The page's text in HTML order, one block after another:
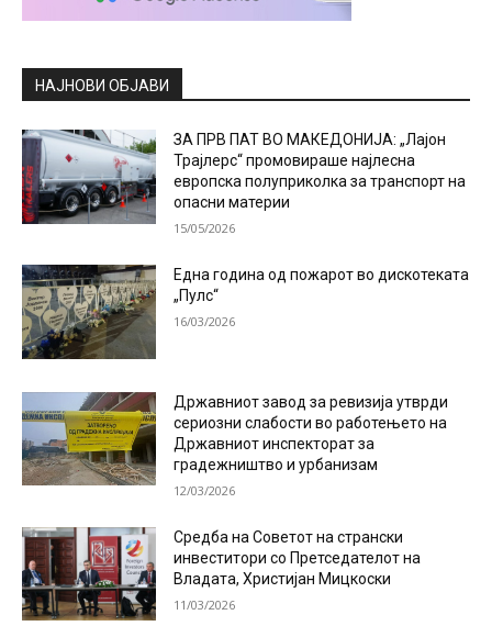
НАЈНОВИ ОБЈАВИ
ЗА ПРВ ПАТ ВО МАКЕДОНИЈА: „Лајон
Трајлерс“ промовираше најлесна
европска полуприколка за транспорт на
опасни материи
15/05/2026
Една година од пожарот во дискотеката
„Пулс“
16/03/2026
Државниот завод за ревизија утврди
сериозни слабости во работењето на
Државниот инспекторат за
градежништво и урбанизам
12/03/2026
Средба на Советот на странски
инвеститори со Претседателот на
Владата, Христијан Мицкоски
11/03/2026